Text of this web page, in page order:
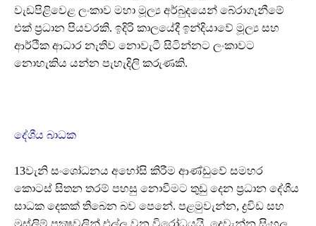
වැඩපිළිවෙළ ලංකාව මහා මූල්‍ය අර්බුදයෙන් බේරාගැනීමේ
එක් ප්‍රධාන පියවරකි. ඉදිරි කාලයේදී ඉන්දියාවේ මූල්‍ය සහ
ආර්ථික ආධාර නැතිව නොවැටී සිටින්නට ලංකාවට
නොහැකිය යන්න පැහැදිලි කරුණකි.
දේශීය බාධක
13වැනි සංශෝධනය අහෝසි කිරීම ආණ්ඩුවේ සමහර
කොටස් සිතන තරම් පහසු නොවීමට තුඩු දෙන ප්‍රධාන දේශීය
සාධක දෙකක් තිබෙන බව පෙනේ. පළමුවැන්න, ද්‍රවිඩ සහ
මුස්ලිම් පක්‍ෂවලින් එල්ල වන විරෝධයයි. දෙවැන්න සිංහල